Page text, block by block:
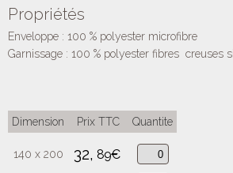
Propriétés
Enveloppe : 100 % polyester microfibre
Garnissage : 100 % polyester fibres creuses
Dimension Prix TTC Quantite
140 x 200 32, 89€